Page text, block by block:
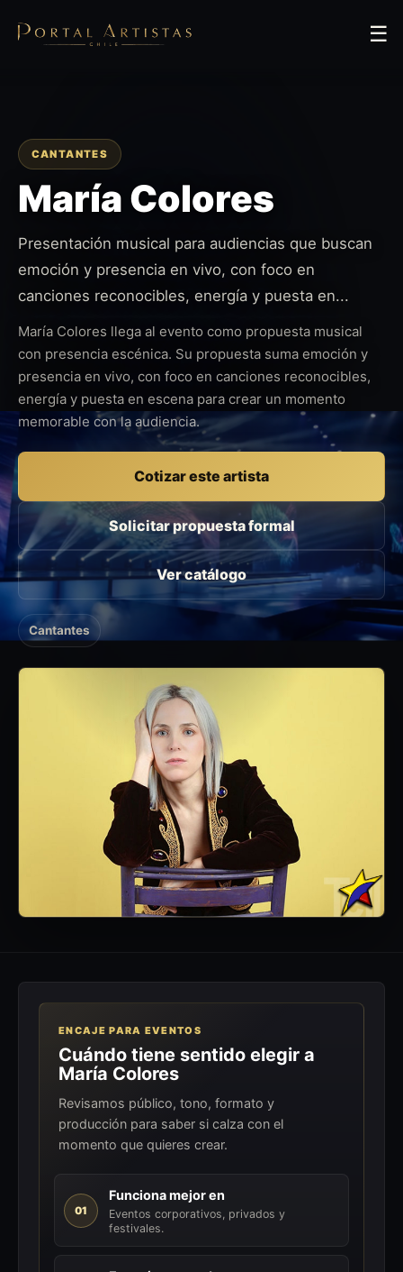
☰
CANTANTES
María Colores
Presentación musical para audiencias que buscan
emoción y presencia en vivo, con foco en
canciones reconocibles, energía y puesta en...
María Colores llega al evento como propuesta musical
con presencia escénica. Su propuesta suma emoción y
presencia en vivo, con foco en canciones reconocibles,
energía y puesta en escena para crear un momento
memorable con la audiencia.
Cotizar este artista
Solicitar propuesta formal
Ver catálogo
Cantantes
ENCAJE PARA EVENTOS
Cuándo tiene sentido elegir a
María Colores
Revisamos público, tono, formato y
producción para saber si calza con el
momento que quieres crear.
01
Funciona mejor en
Eventos corporativos, privados y
festivales.